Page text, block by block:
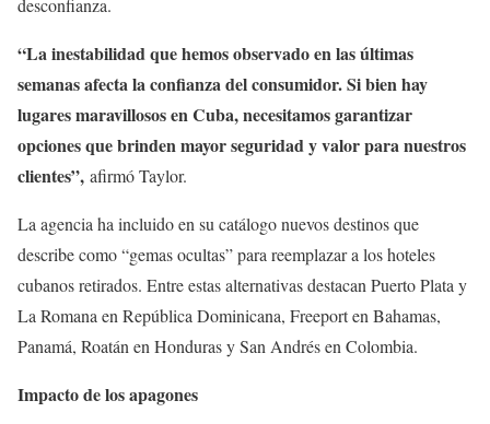
desconfianza.
“La inestabilidad que hemos observado en las últimas
semanas afecta la confianza del consumidor. Si bien hay
lugares maravillosos en Cuba, necesitamos garantizar
opciones que brinden mayor seguridad y valor para nuestros
clientes”, afirmó Taylor.
La agencia ha incluido en su catálogo nuevos destinos que
describe como “gemas ocultas” para reemplazar a los hoteles
cubanos retirados. Entre estas alternativas destacan Puerto Plata y
La Romana en República Dominicana, Freeport en Bahamas,
Panamá, Roatán en Honduras y San Andrés en Colombia.
Impacto de los apagones